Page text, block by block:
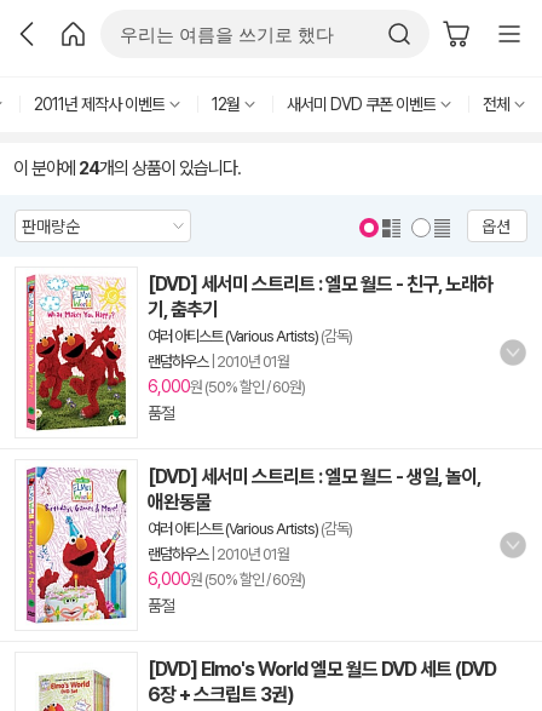
2011년 제작사 이벤트 12월 새서미 DVD 쿠폰 이벤트 전체
이 분야에 24개의 상품이 있습니다.
옵션
[DVD] 세서미 스트리트 : 엘모 월드 - 친구, 노래하
기, 춤추기
여러 아티스트 (Various Artists) (감독)
랜덤하우스| 2010년 01월
6,000원 (50% 할인 / 60원)
품절
[DVD] 세서미 스트리트 : 엘모 월드 - 생일, 놀이,
애완동물
여러 아티스트 (Various Artists) (감독)
랜덤하우스| 2010년 01월
6,000원 (50% 할인 / 60원)
품절
[DVD] Elmo's World 엘모 월드 DVD 세트 (DVD
6장 + 스크립트 3권)